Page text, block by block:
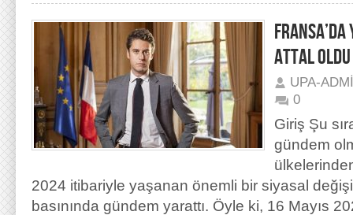
ATTAL OLDU
UPA-
0
Giriş Şu
gündem
2024 itibariyle yaşanan önemli bir siyasal
basınında gündem yarattı. Öyle ki, 16 Mayıs